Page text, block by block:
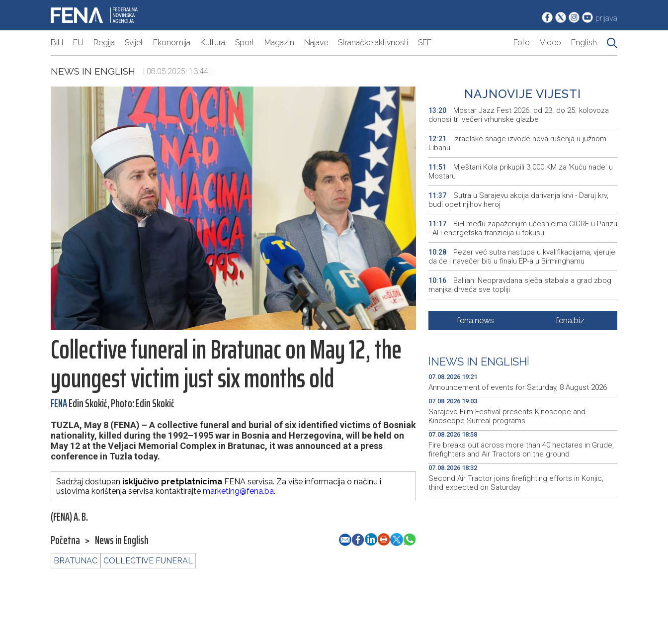
prijava
BiH EU Regija Svijet Ekonomija Kultura Sport Magazin Najave Stranačke aktivnosti SFF Foto Video English
NEWS IN ENGLISH | 08.05.2025. 13:44 |
Collective funeral in Bratunac on May 12, the
youngest victim just six months old
FENAEdin Skokić, Photo: Edin Skokić
TUZLA, May 8 (FENA) – A collective funeral and burial of six identified victims of Bosniak
nationality, killed during the 1992–1995 war in Bosnia and Herzegovina, will be held on
May 12 at the Veljaci Memorial Complex in Bratunac, it was announced at a press
conference in Tuzla today.
Sadržaj dostupan isključivo pretplatnicima FENA servisa. Za više informacija o načinu i
uslovima korištenja servisa kontaktirajte marketing@fena.ba.
(FENA) A. B.
Početna > News in English
BRATUNAC COLLECTIVE FUNERAL
NAJNOVIJE VIJESTI
13:20
Mostar Jazz Fest 2026. od 23. do 25. kolovoza
donosi tri večeri vrhunske glazbe
12:21
Izraelske snage izvode nova rušenja u južnom
Libanu
11:51
Mještani Kola prikupili 3.000 KM za 'Kuću nade' u
Mostaru
11:37
Sutra u Sarajevu akcija darivanja krvi - Daruj krv,
budi opet njihov heroj
11:17
BiH među zapaženijim učesnicima CIGRE u Parizu
- AI i energetska tranzicija u fokusu
10:28
Pezer već sutra nastupa u kvalifikacijama, vjeruje
da će i navečer biti u finalu EP-a u Birminghamu
10:16
Ballian: Neopravdana sječa stabala a grad zbog
manjka drveća sve topliji
FBiH nema objedinjene podatke o povučenom i
uništenom mesu, prekršaji utvrđeni u 40 kontrola
09:28
Kušljugić: Sprječavanje dehidracije i pregrijavanja
ključni za očuvanje zdravlja srca tokom vrućina
fena.news fena.biz
NEWS IN ENGLISH
07.08.2026 19:21
Announcement of events for Saturday, 8 August 2026
07.08.2026 19:03
Sarajevo Film Festival presents Kinoscope and
Kinoscope Surreal programs
07.08.2026 18:58
Fire breaks out across more than 40 hectares in Grude,
firefighters and Air Tractors on the ground
07.08.2026 18:32
Second Air Tractor joins firefighting efforts in Konjic,
third expected on Saturday